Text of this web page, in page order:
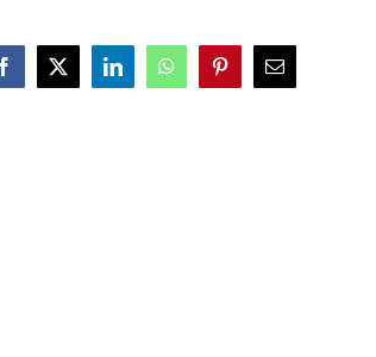
Facebook
X LinkedInWhatsAppPinterestEmail